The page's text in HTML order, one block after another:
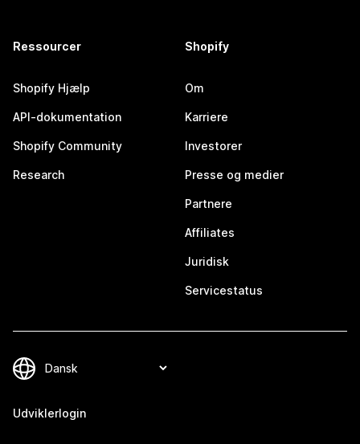
Ressourcer
Shopify Hjælp
API-dokumentation
Shopify Community
Research
Shopify
Om
Karriere
Investorer
Presse og medier
Partnere
Affiliates
Juridisk
Servicestatus
Udviklerlogin